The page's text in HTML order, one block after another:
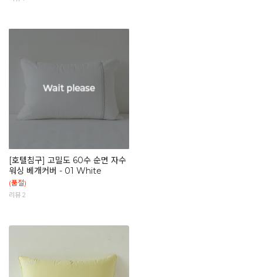
[호텔침구] 고밀도 60수 순면 자수
워싱 베개커버 - 01 White
(품절)
리뷰 2